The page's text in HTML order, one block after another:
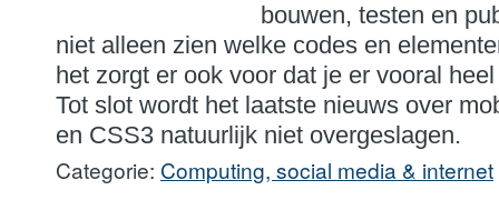
bouwen, testen en
niet alleen zien welke codes en
het zorgt er ook voor dat je er vooral
Tot slot wordt het laatste nieuws over
en CSS3 natuurlijk niet overgeslagen.
Categorie: Computing, social media & internet